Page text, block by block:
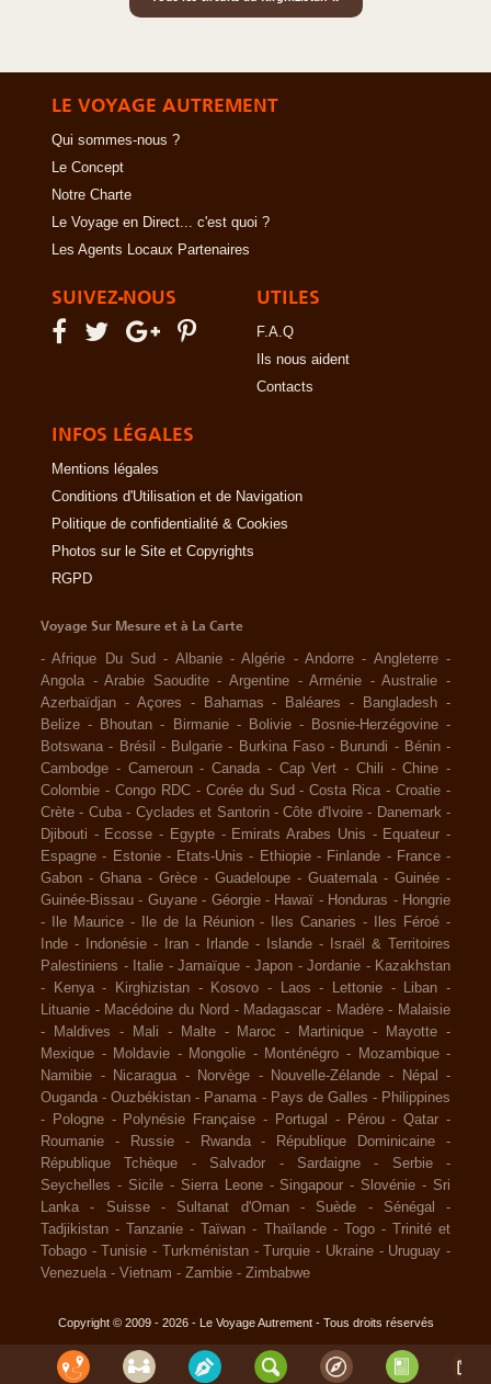
LE VOYAGE AUTREMENT
Qui sommes-nous ?
Le Concept
Notre Charte
Le Voyage en Direct... c'est quoi ?
Les Agents Locaux Partenaires
SUIVEZ-NOUS UTILES
F.A.Q
Ils nous aident
Contacts
INFOS LÉGALES
Mentions légales
Conditions d'Utilisation et de Navigation
Politique de confidentialité & Cookies
Photos sur le Site et Copyrights
RGPD
Voyage Sur Mesure et à La Carte
-Afrique Du Sud - Albanie -Algérie -Andorre - Angleterre -
Angola -Arabie Saoudite -Argentine -Arménie -Australie -
Azerbaïdjan - Açores - Bahamas - Baléares - Bangladesh -
Belize - Bhoutan - Birmanie - Bolivie - Bosnie-Herzégovine -
Botswana - Brésil - Bulgarie - Burkina Faso - Burundi - Bénin -
Cambodge - Cameroun - Canada - Cap Vert - Chili -Chine -
Colombie - Congo RDC - Corée du Sud -Costa Rica -Croatie -
Crète - Cuba - Cyclades et Santorin -Côte d'Ivoire - Danemark -
Djibouti - Ecosse - Egypte - Emirats Arabes Unis - Equateur -
Espagne - Estonie - Etats-Unis - Ethiopie - Finlande - France -
Gabon - Ghana - Grèce - Guadeloupe - Guatemala - Guinée -
Guinée-Bissau - Guyane - Géorgie - Hawaï - Honduras - Hongrie
-
Ile Maurice - Ile de la Réunion - Iles Canaries - Iles Féroé -
Inde - Indonésie - Iran - Irlande - Islande -
Israël & Territoires
Palestiniens - Italie - Jamaïque - Japon - Jordanie - Kazakhstan
-
Kenya - Kirghizistan - Kosovo - Laos - Lettonie - Liban -
Lituanie - Macédoine du Nord - Madagascar - Madère - Malaisie
-
Maldives - Mali - Malte - Maroc - Martinique - Mayotte -
Mexique - Moldavie - Mongolie - Monténégro - Mozambique -
Namibie - Nicaragua - Norvège - Nouvelle-Zélande - Népal
-
Ouganda -Ouzbékistan - Panama - Pays de Galles - Philippines
-
Pologne - Polynésie Française - Portugal - Pérou -Qatar -
Roumanie
- Russie - Rwanda - République Dominicaine
-
République Tchèque
- Salvador - Sardaigne - Serbie
-
Seychelles - Sicile - Sierra Leone - Singapour - Slovénie - Sri
Lanka
- Suisse - Sultanat d'Oman - Suède - Sénégal
-
Tadjikistan -Tanzanie -Taïwan - Thaïlande - Togo - Trinité et
Tobago -Tunisie - Turkménistan -Turquie - Ukraine - Uruguay -
Venezuela - Vietnam - Zambie - Zimbabwe
Copyright © 2009 - 2026 - Le Voyage Autrement - Tous droits réservés